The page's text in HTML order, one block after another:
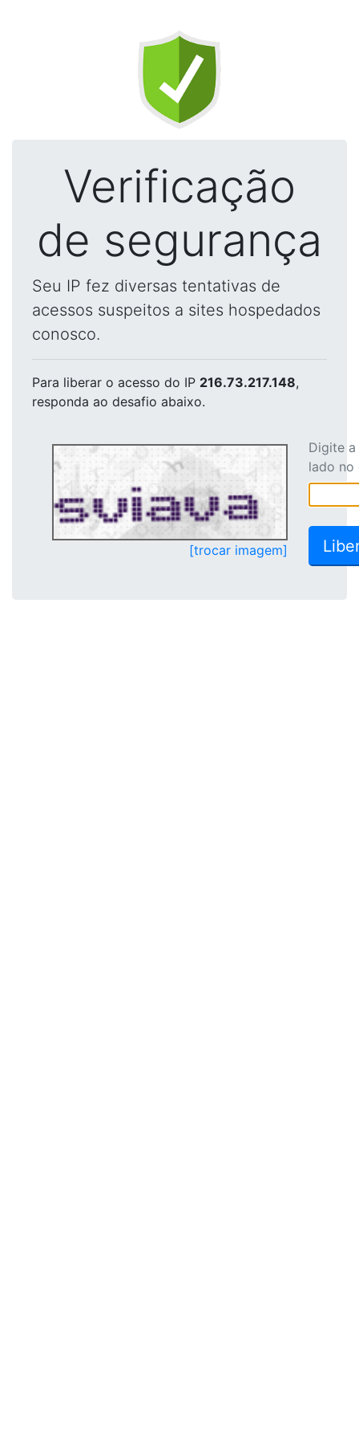
Verificação
de segurança
Seu IP fez diversas tentativas de
acessos suspeitos a sites hospedados
conosco.
Para liberar o acesso do IP 216.73.217.148,
responda ao desafio abaixo.
[trocar imagem]
Digite
lado no